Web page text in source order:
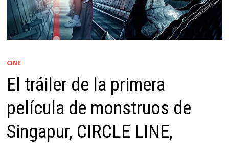
CINE
El tráiler de la primera
película de monstruos de
Singapur, CIRCLE LINE,